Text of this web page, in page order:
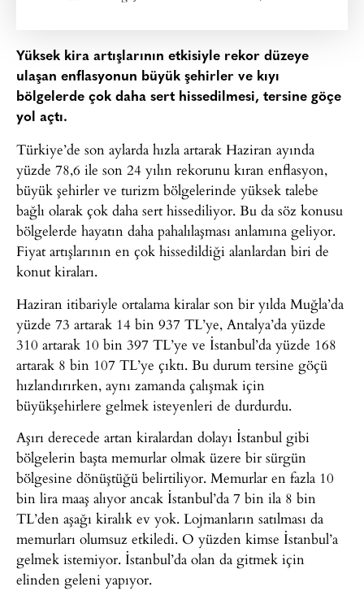
Yüksek kira artışlarının etkisiyle rekor düzeye
ulaşan enflasyonun büyük şehirler ve kıyı
bölgelerde çok daha sert hissedilmesi, tersine göçe
yol açtı.
Türkiye’de son aylarda hızla artarak Haziran ayında
yüzde 78,6 ile son 24 yılın rekorunu kıran enflasyon,
büyük şehirler ve turizm bölgelerinde yüksek talebe
bağlı olarak çok daha sert hissediliyor. Bu da söz konusu
bölgelerde hayatın daha pahalılaşması anlamına geliyor.
Fiyat artışlarının en çok hissedildiği alanlardan biri de
konut kiraları.
Haziran itibariyle ortalama kiralar son bir yılda Muğla’da
yüzde 73 artarak 14 bin 937 TL’ye, Antalya’da yüzde
310 artarak 10 bin 397 TL’ye ve İstanbul’da yüzde 168
artarak 8 bin 107 TL’ye çıktı. Bu durum tersine göçü
hızlandırırken, aynı zamanda çalışmak için
büyükşehirlere gelmek isteyenleri de durdurdu.
Aşırı derecede artan kiralardan dolayı İstanbul gibi
bölgelerin başta memurlar olmak üzere bir sürgün
bölgesine dönüştüğü belirtiliyor. Memurlar en fazla 10
bin lira maaş alıyor ancak İstanbul’da 7 bin ila 8 bin
TL’den aşağı kiralık ev yok. Lojmanların satılması da
memurları olumsuz etkiledi. O yüzden kimse İstanbul’a
gelmek istemiyor. İstanbul’da olan da gitmek için
elinden geleni yapıyor.